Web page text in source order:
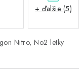
Nitro, No2 letky
+ ďalšie (5)